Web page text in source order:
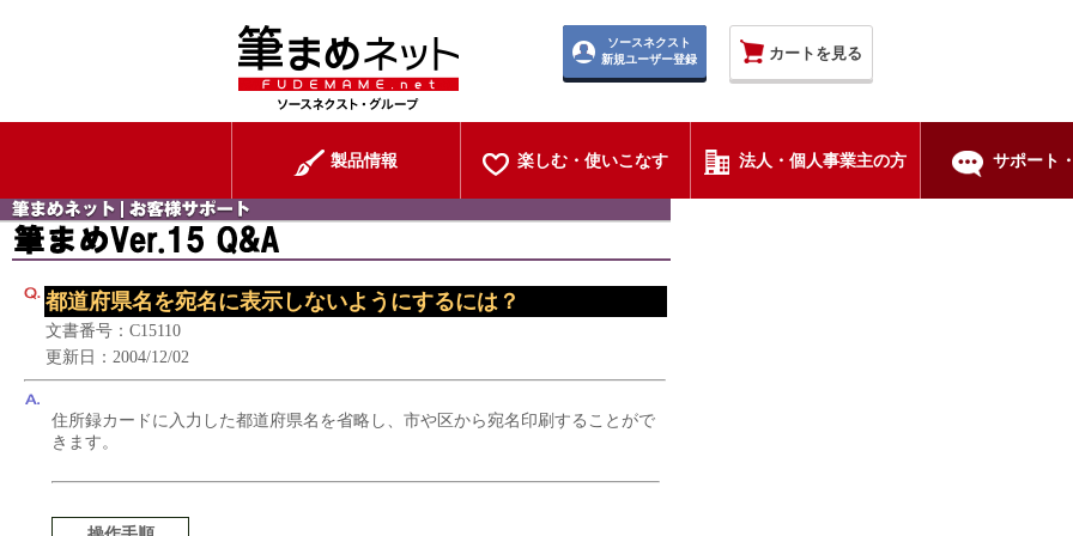
ソースネクスト
新規ユーザー登録
カートを見る
製品情報 楽しむ・使いこなす 法人・個人事業主の方 サポート
都道府県名を宛名に表示しないようにするには？
文書番号：C15110
更新日：2004/12/02
住所録カードに入力した都道府県名を省略し、市や区から宛名印刷することがで
きます。